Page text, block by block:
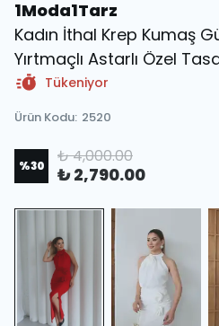
1Moda1Tarz
Kadın İthal Krep Kumaş
Yırtmaçlı Astarlı Özel
Tükeniyor
Ürün Kodu: 2520
%30 ₺ 4,000.00
₺ 2,790.00